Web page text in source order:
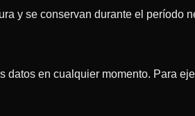
y se conservan durante el período
datos en cualquier momento. Para